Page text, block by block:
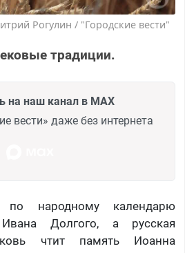
Рогулин / "Городские вести"
традиции.
на наш канал в MAX
вести» даже без интернета
народному календарю
Долгого, а русская
чтит память Иоанна